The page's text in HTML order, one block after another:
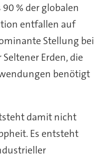
% der globalen
entfallen auf
Stellung bei
Erden, die
benötigt
damit nicht
Es entsteht